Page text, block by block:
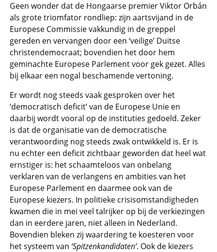
Geen wonder dat de Hongaarse premier Viktor Orbán
als grote triomfator rondliep: zijn aartsvijand in de
Europese Commissie vakkundig in de greppel
gereden en vervangen door een ‘veilige’ Duitse
christendemocraat; bovendien het door hem
geminachte Europese Parlement voor gek gezet. Alles
bij elkaar een nogal beschamende vertoning.
Er wordt nog steeds vaak gesproken over het
‘democratisch deficit’ van de Europese Unie en
daarbij wordt vooral op de instituties gedoeld. Zeker
is dat de organisatie van de democratische
verantwoording nog steeds zwak ontwikkeld is. Er is
nu echter een deficit zichtbaar geworden dat heel wat
ernstiger is: het schaamteloos van onbelang
verklaren van de verlangens en ambities van het
Europese Parlement en daarmee ook van de
Europese kiezers. In politieke crisisomstandigheden
kwamen die in mei veel talrijker op bij de verkiezingen
dan in eerdere jaren, niet alleen in Nederland.
Bovendien bleken zij waardering te koesteren voor
het systeem van ‘Spitzenkandidaten’. Ook de kiezers